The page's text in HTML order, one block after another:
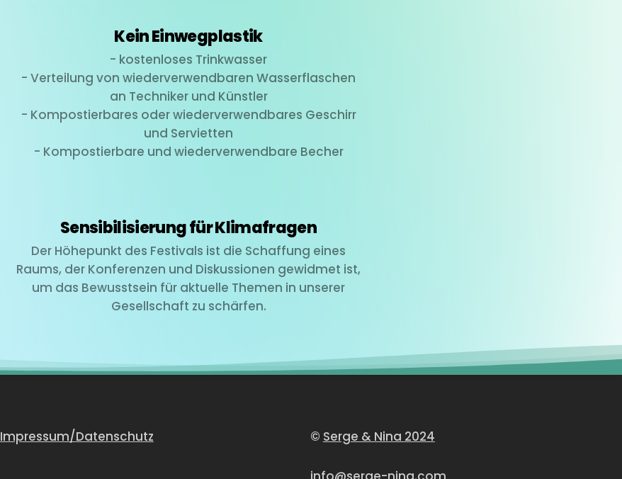
Kein Einwegplastik
- kostenloses Trinkwasser
- Verteilung von wiederverwendbaren Wasserflaschen
an Techniker und Künstler
- Kompostierbares oder wiederverwendbares Geschirr
und Servietten
- Kompostierbare und wiederverwendbare Becher
Sensibilisierung für Klimafragen
Der Höhepunkt des Festivals ist die Schaffung eines
Raums, der Konferenzen und Diskussionen gewidmet ist,
um das Bewusstsein für aktuelle Themen in unserer
Gesellschaft zu schärfen.
Impressum/Datenschutz © Serge & Nina 2024